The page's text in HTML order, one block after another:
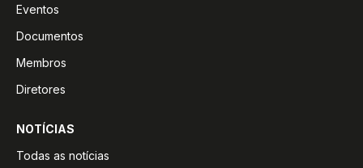
Eventos
Documentos
Membros
Diretores
NOTÍCIAS
Todas as notícias